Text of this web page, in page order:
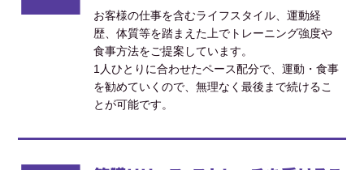
お客様の仕事を含むライフスタイル、運動経
歴、体質等を踏まえた上でトレーニング強度や
食事方法をご提案しています。
1人ひとりに合わせたペース配分で、運動・食事
を勧めていくので、無理なく最後まで続けるこ
とが可能です。